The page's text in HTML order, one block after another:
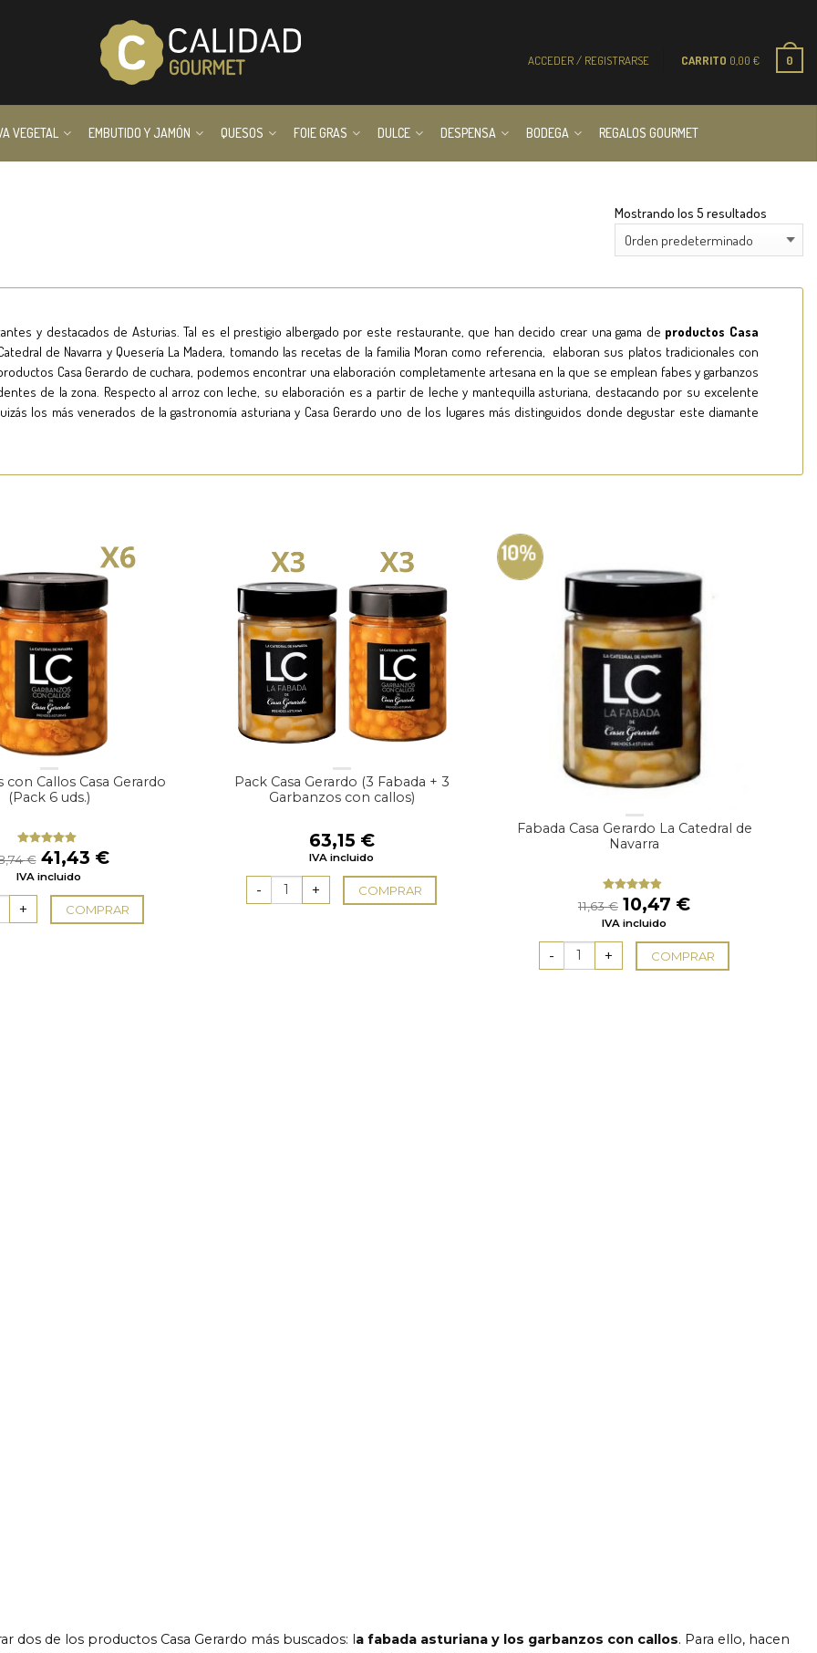
ACCEDER / REGISTRARSE CARRITO 0,00 € 0
VEGETAL EMBUTIDO Y JAMÓN QUESOS FOIE GRAS DULCE DESPENSA BODEGA REGALOS GOURMET
Mostrando los 5 resultados
y destacados de Asturias. Tal es el prestigio albergado por este restaurante, que han decido crear una gama de productos Casa
de Navarra y Quesería La Madera, tomando las recetas de la familia Moran como referencia, elaboran sus platos tradicionales con
Casa Gerardo de cuchara, podemos encontrar una elaboración completamente artesana en la que se emplean fabes y garbanzos
de la zona. Respecto al arroz con leche, su elaboración es a partir de leche y mantequilla asturiana, destacando por su excelente
los más venerados de la gastronomía asturiana y Casa Gerardo uno de los lugares más distinguidos donde degustar este diamante
con Callos Casa Gerardo
(Pack 6 uds.)
Valorado
con 5.00de
5
€ El
precio
original
era:
48,74 €.
41,43 €El
actual
es:
41,43 €.
IVA incluido
COMPRAR
Pack Casa Gerardo (3 Fabada + 3
Garbanzos con callos)
63,15 €
IVA incluido
COMPRAR
10%
Fabada Casa Gerardo La Catedral de
Navarra
Valorado
con4.60
de 5
11,63€ El
precio
original
era:
11,63 €.
10,47 €El
actual
es:
10,47 €.
IVA incluido
COMPRAR
dos de los productos Casa Gerardo más buscados: la fabada asturiana y los garbanzos con callos. Para ello, hacen